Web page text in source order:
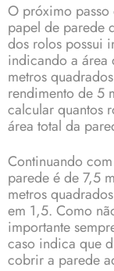
O próximo
papel de parede
dos rolos possui
indicando a área
metros
rendimento de 5
calcular quantos
área total da
Continuando
parede é de 7,5
metros
em 1,5. Como
importante
caso indica que
cobrir a parede